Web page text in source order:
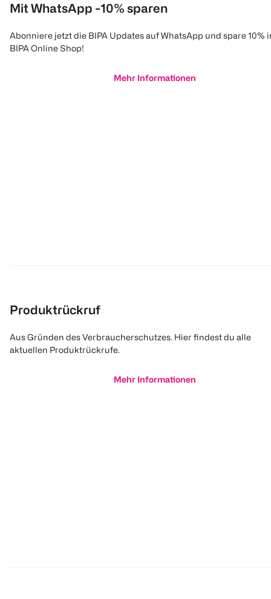
Mit WhatsApp -10% sparen
Abonniere jetzt die BIPA Updates auf WhatsApp und spare 10%
BIPA Online Shop!
Mehr Informationen
Produktrückruf
Aus Gründen des Verbraucherschutzes. Hier findest du alle
aktuellen Produktrückrufe.
Mehr Informationen